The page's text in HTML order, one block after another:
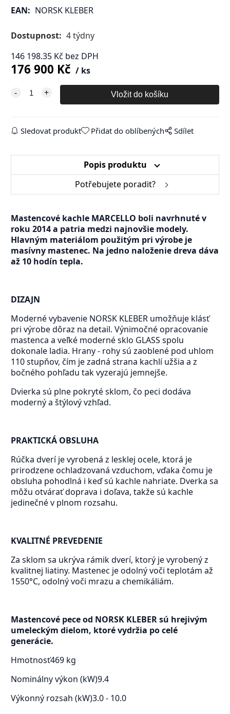
EAN: NORSK KLEBER
Dostupnost: 4 týdny
146 198.35Kč bez DPH
176 900 Kč ks
Sledovat produkt Přidat do oblíbených Sdílet
Popis produktu
Potřebujete poradit?
Mastencové kachle MARCELLO boli navrhnuté v
roku 2014 a patria medzi najnovšie modely.
Hlavným materiálom použitým pri výrobe je
masívny mastenec. Na jedno naloženie dreva dáva
až 10 hodín tepla.
DIZAJN
Moderné vybavenie NORSK KLEBER umožňuje klásť
pri výrobe dôraz na detail. Výnimočné opracovanie
mastenca a veľké moderné sklo GLASS spolu
dokonale ladia. Hrany - rohy sú zaoblené pod uhlom
110 stupňov, čím je zadná strana kachlí užšia a z
bočného pohľadu tak vyzerajú jemnejše.
Dvierka sú plne pokryté sklom, čo peci dodáva
moderný a štýlový vzhľad.
PRAKTICKÁ OBSLUHA
Rúčka dverí je vyrobená z lesklej ocele, ktorá je
prirodzene ochladzovaná vzduchom, vďaka čomu je
obsluha pohodlná i keď sú kachle nahriate. Dverka sa
môžu otvárať doprava i doľava, takže sú kachle
jedinečné v plnom rozsahu.
KVALITNÉ PREVEDENIE
Za sklom sa ukrýva rámik dverí, ktorý je vyrobený z
kvalitnej liatiny. Mastenec je odolný voči teplotám až
1550°C, odolný voči mrazu a chemikáliám.
Mastencové pece od NORSK KLEBER sú hrejivým
umeleckým dielom, ktoré vydržia po celé
generácie.
Hmotnosť469 kg
Nominálny výkon (kW)9.4
Výkonný rozsah (kW)3.0 - 10.0